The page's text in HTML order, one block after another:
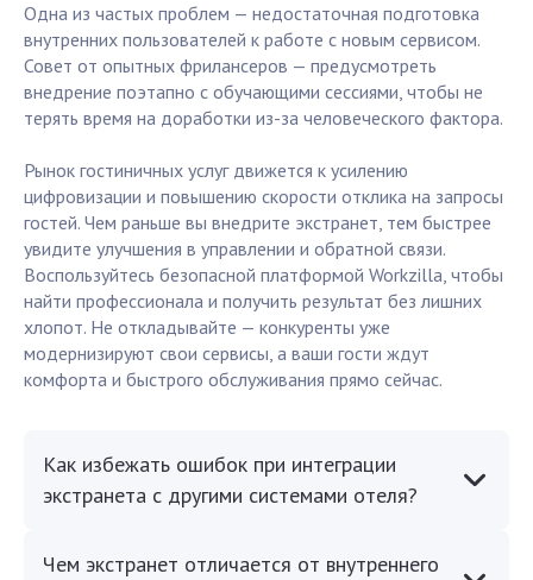
Одна из частых проблем — недостаточная подготовка
внутренних пользователей к работе с новым сервисом.
Совет от опытных фрилансеров — предусмотреть
внедрение поэтапно с обучающими сессиями, чтобы не
терять время на доработки из-за человеческого фактора.
Рынок гостиничных услуг движется к усилению
цифровизации и повышению скорости отклика на запросы
гостей. Чем раньше вы внедрите экстранет, тем быстрее
увидите улучшения в управлении и обратной связи.
Воспользуйтесь безопасной платформой Workzilla, чтобы
найти профессионала и получить результат без лишних
хлопот. Не откладывайте — конкуренты уже
модернизируют свои сервисы, а ваши гости ждут
комфорта и быстрого обслуживания прямо сейчас.
Как избежать ошибок при интеграции
экстранета с другими системами отеля?
Чем экстранет отличается от внутреннего